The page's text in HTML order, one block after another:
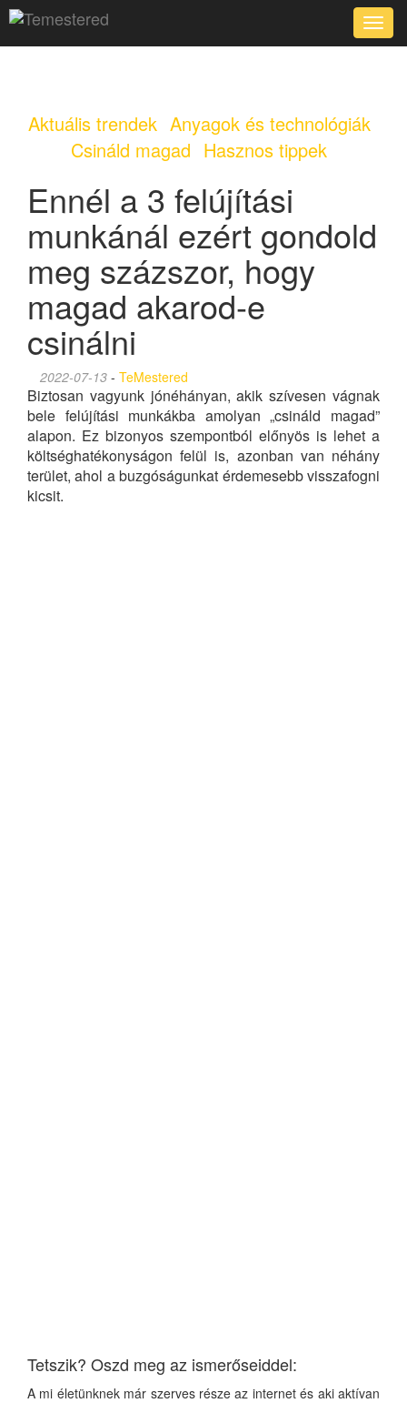
Toggle
Aktuális trendek Anyagok és technológiák
Csináld magad Hasznos tippek
Ennél a 3 felújítási
munkánál ezért gondold
meg százszor, hogy
magad akarod-e
csinálni
2022-07-13 - TeMestered
Biztosan vagyunk jónéhányan, akik szívesen vágnak
bele felújítási munkákba amolyan „csináld magad”
alapon. Ez bizonyos szempontból előnyös is lehet a
költséghatékonyságon felül is, azonban van néhány
terület, ahol a buzgóságunkat érdemesebb visszafogni
kicsit.
Tetszik? Oszd meg az ismerőseiddel:
A mi életünknek már szerves része az internet és aki aktívan